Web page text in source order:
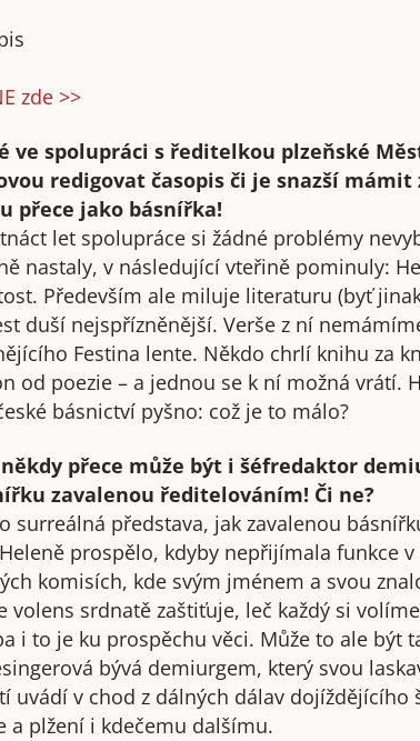
zde >>
ve spolupráci s ředitelkou plzeňské
redigovat časopis či je snazší mámit
přece jako básnířka!
let spolupráce si žádné problémy
nastaly, v následující vteřině pominuly:
Především ale miluje literaturu (byť
duší nejspřízněnější. Verše z ní
Festina lente. Někdo chrlí knihu za
od poezie – a jednou se k ní možná vrátí.
básnictví pyšno: což je to málo?
přece může být i šéfredaktor
zavalenou ředitelováním! Či ne?
surreálná představa, jak zavalenou
prospělo, kdyby nepřijímala funkce
komisích, kde svým jménem a svou
volens srdnatě zaštiťuje, leč každý si
i to je ku prospěchu věci. Může to ale být
bývá demiurgem, který svou
uvádí v chod z dálných dálav dojíždějícího
a plžení i kdečemu dalšímu.